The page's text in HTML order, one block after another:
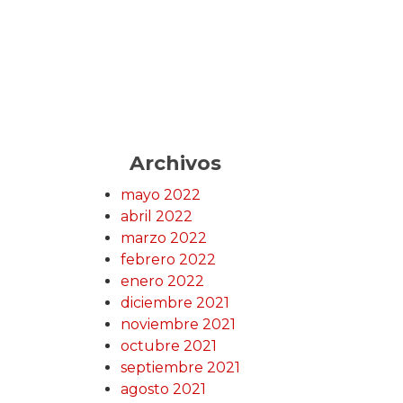
Archivos
mayo 2022
abril 2022
marzo 2022
febrero 2022
enero 2022
diciembre 2021
noviembre 2021
octubre 2021
septiembre 2021
agosto 2021